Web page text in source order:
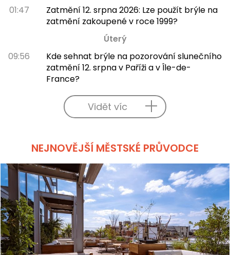
01:47
Zatmění 12. srpna 2026: Lze použít brýle na
zatmění zakoupené v roce 1999?
Úterý
09:56
Kde sehnat brýle na pozorování slunečního
zatmění 12. srpna v Paříži a v Île-de-
France?
Vidět víc
NEJNOVĚJŠÍ MĚSTSKÉ PRŮVODCE